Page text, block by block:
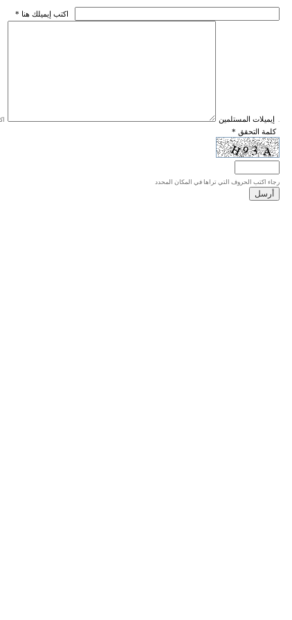
* اكتب إيميلك هنا
* إيميلات المستلمين اكتبوا كل إيميل في سطر واحد، والحد الأقصى للإيميلات هو 20 إيميلا.
* كلمة التحقق
رجاء اكتب الحروف التي تراها في المكان المحدد